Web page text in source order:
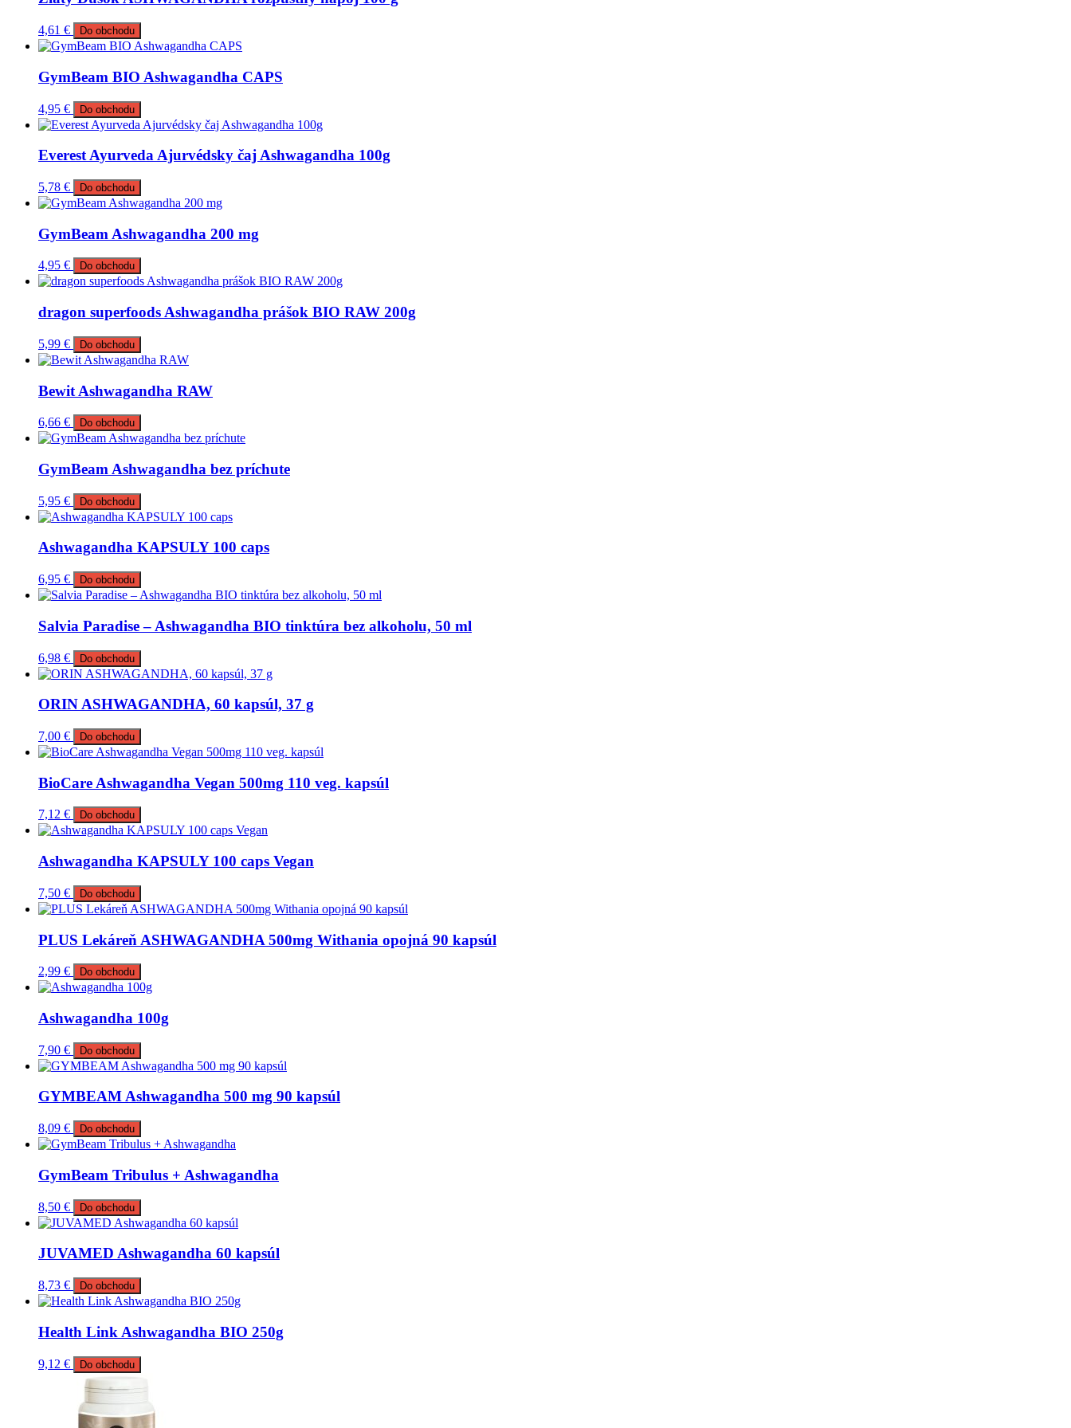
4,61 € Do obchodu
GymBeam BIO Ashwagandha CAPS
4,95 € Do obchodu
Everest Ayurveda Ajurvédsky čaj Ashwagandha 100g
5,78 € Do obchodu
GymBeam Ashwagandha 200 mg
4,95 € Do obchodu
dragon superfoods Ashwagandha prášok BIO RAW 200g
5,99 € Do obchodu
Bewit Ashwagandha RAW
6,66 € Do obchodu
GymBeam Ashwagandha bez príchute
5,95 € Do obchodu
Ashwagandha KAPSULY 100 caps
6,95 € Do obchodu
Salvia Paradise – Ashwagandha BIO tinktúra bez alkoholu, 50 ml
6,98 € Do obchodu
ORIN ASHWAGANDHA, 60 kapsúl, 37 g
7,00 € Do obchodu
BioCare Ashwagandha Vegan 500mg 110 veg. kapsúl
7,12 € Do obchodu
Ashwagandha KAPSULY 100 caps Vegan
7,50 € Do obchodu
PLUS Lekáreň ASHWAGANDHA 500mg Withania opojná 90 kapsúl
2,99 € Do obchodu
Ashwagandha 100g
7,90 € Do obchodu
GYMBEAM Ashwagandha 500 mg 90 kapsúl
8,09 € Do obchodu
GymBeam Tribulus + Ashwagandha
8,50 € Do obchodu
JUVAMED Ashwagandha 60 kapsúl
8,73 € Do obchodu
Health Link Ashwagandha BIO 250g
9,12 € Do obchodu